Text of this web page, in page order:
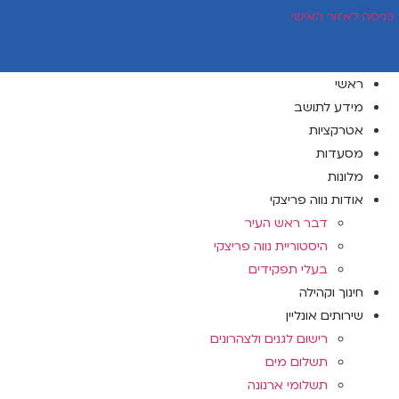
דלג
כניסה לאזור האישי
ראשי
מידע לתושב
אטרקציות
מסעדות
מלונות
אודות נווה פריצקי
דבר ראש העיר
היסטוריית נווה פריצקי
בעלי תפקידים
חינוך וקהילה
שירותים אונליין
רישום לגנים ולצהרונים
תשלום מים
תשלומי ארנונה